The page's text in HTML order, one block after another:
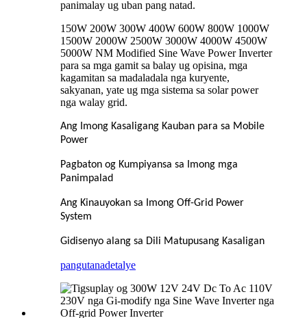
panimalay ug uban pang natad.
150W 200W 300W 400W 600W 800W 1000W
1500W 2000W 2500W 3000W 4000W 4500W
5000W NM Modified Sine Wave Power Inverter
para sa mga gamit sa balay ug opisina, mga
kagamitan sa madaladala nga kuryente,
sakyanan, yate ug mga sistema sa solar power
nga walay grid.
Ang Imong Kasaligang Kauban para sa Mobile
Power
Pagbaton og Kumpiyansa sa Imong mga
Panimpalad
Ang Kinauyokan sa Imong Off-Grid Power
System
Gidisenyo alang sa Dili Matupusang Kasaligan
pangutanadetalye